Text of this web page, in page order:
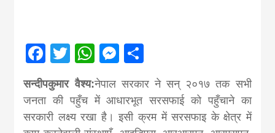
from
Facebook
Twitter
WhatsApp
Messenger
सन्दीपकुमार वैश्य:नेपाल सरकार ने सन् २०१७ तक सभी
जनता की पहुँच में आधारभूत सरसफाई को पहुँचाने का
सरकारी लक्ष्य रखा है। इसी क्रम में सरसफाइ के क्षेत्र में